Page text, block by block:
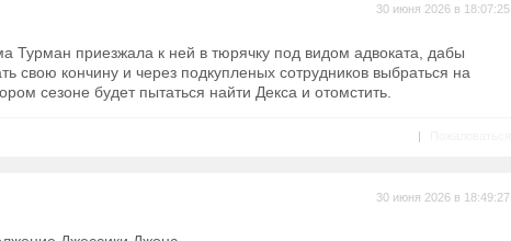
30 июня 2026 в 18:07:25
Турман приезжала к ней в тюрячку под видом адвоката, дабы
свою кончину и через подкупленых сотрудников выбраться на
сезоне будет пытаться найти Декса и отомстить.
|
30 июня 2026 в 18:49:27